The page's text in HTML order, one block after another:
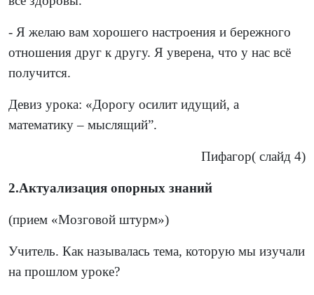
- Я желаю вам хорошего настроения и бережного
отношения друг к другу. Я уверена, что у нас всё
получится.
Девиз урока: «Дорогу осилит идущий, а
математику – мыслящий”.
Пифагор( слайд 4)
2.Актуализация опорных знаний
(прием «Мозговой штурм»)
Учитель. Как называлась тема, которую мы изучали
на прошлом уроке?